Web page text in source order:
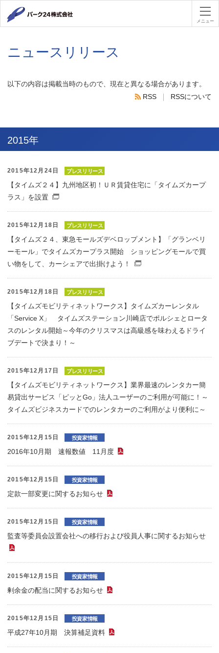
パーク２
メニュー
ニュースリリース
以下の内容は掲載当時のもので、現在と異なる場合があります。
RSS
RSS RSSについて
2015年
2015年12月24日 プレスリリース
【タイムズ２４】九州地区初！ＵＲ賃貸住宅に「タイムズカープ
ラス」を設置
2015年12月18日 プレスリリース
【タイムズ２４、東急モールズデベロップメント】「グランベリ
ーモール」でタイムズカープラス開始 ショッピングモールで買
い物をして、カーシェアで出掛けよう！
2015年12月18日 プレスリリース
【タイムズモビリティネットワークス】タイムズカーレンタル
「Service X」 タイムズステーション川崎店でポルシェとロータ
スのレンタル開始～今年のクリスマスは高級感を味わえるドライ
ブデートで決まり！～
2015年12月17日 プレスリリース
【タイムズモビリティネットワークス】業界最速のレンタカー簡
易貸出サービス「ピッとGo」法人ユーザーのご利用が可能に！～
タイムズビジネスカードでのレンタカーのご利用がより便利に～
2015年12月15日 投資家情報
2016年10月期 速報数値 11月度
2015年12月15日 投資家情報
定款一部変更に関するお知らせ
2015年12月15日 投資家情報
監査等委員会設置会社への移行および役員人事に関するお知らせ
2015年12月15日 投資家情報
剰余金の配当に関するお知らせ
2015年12月15日 投資家情報
平成27年10月期 決算補足資料